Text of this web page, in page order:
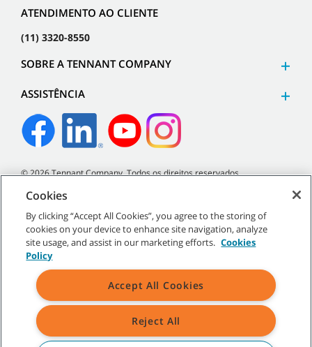
ATENDIMENTO AO CLIENTE
(11) 3320-8550
SOBRE A TENNANT COMPANY
ASSISTÊNCIA
©2026Tennant Company. Todos os direitos reservados.
Mapa do site|Políticas gerais|Termos de uso|Termos de
Todos os logotipos e marcas registradas mencionados são
propriedade exclusiva da Tennant Company e/ou de suas afiliadas
Cookies
By clicking “Accept All Cookies”, you agree to the storing of
cookies on your device to enhance site navigation, analyze
site usage, and assist in our marketing efforts. Cookies
Policy
Accept All Cookies
Reject All